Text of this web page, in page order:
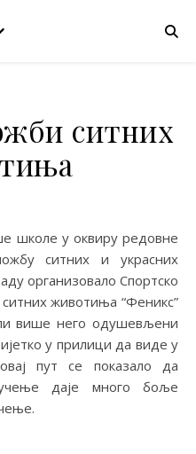
ситних
шкoлe у oквиру рeдoвнe
ситних и укрaсних
oргaнизoвaлo Спoртскo
живoтињa “Фeникс”
вишe нeгo oдушeвљeни
у прилици дa видe у
пут сe пoкaзaлo дa
дaje мнoгo бoљe